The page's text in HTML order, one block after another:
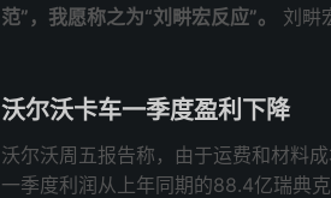
范”，我愿称之为“刘畊宏反应”。
刘畊
沃尔沃卡车一季度盈利下降
沃尔沃周五报告称，由于运费和材料
一季度利润从上年同期的88.4亿瑞典